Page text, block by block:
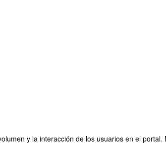
y la interacción de los usuarios en el